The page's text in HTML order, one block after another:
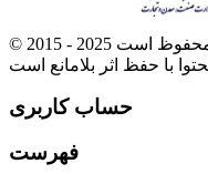
© 2015 - 2025 تمام حقوق برای فروشگاه ایفرش ™ محفوظ است
حساب کاربری
فهرست